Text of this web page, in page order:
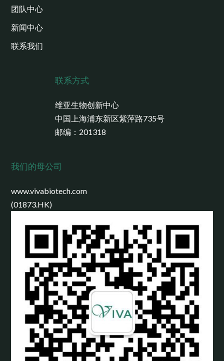
团队中心
新闻中心
联系我们
联系方式
维亚生物创新中心
中国上海浦东新区紫萍路735号
邮编：201318
我们的母公司
www.vivabiotech.com
(01873.HK)